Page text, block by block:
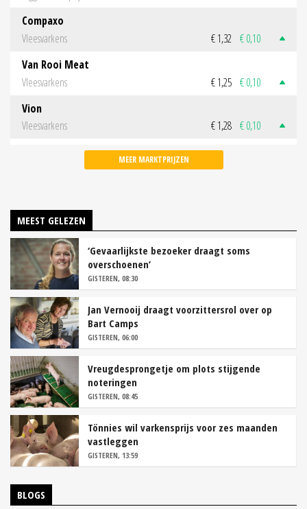
Compaxo
Vleesvarkens
€ 1,32 € 0,10
Van Rooi Meat
Vleesvarkens
€ 1,25 € 0,10
Vion
Vleesvarkens
€ 1,28 € 0,10
MEER MARKTPRIJZEN
MEEST GELEZEN
‘Gevaarlijkste bezoeker draagt soms
overschoenen’
GISTEREN, 08:30
Jan Vernooij draagt voorzittersrol over op
Bart Camps
GISTEREN, 06:00
Vreugdesprongetje om plots stijgende
noteringen
GISTEREN, 08:45
Tönnies wil varkensprijs voor zes maanden
vastleggen
GISTEREN, 13:59
BLOGS